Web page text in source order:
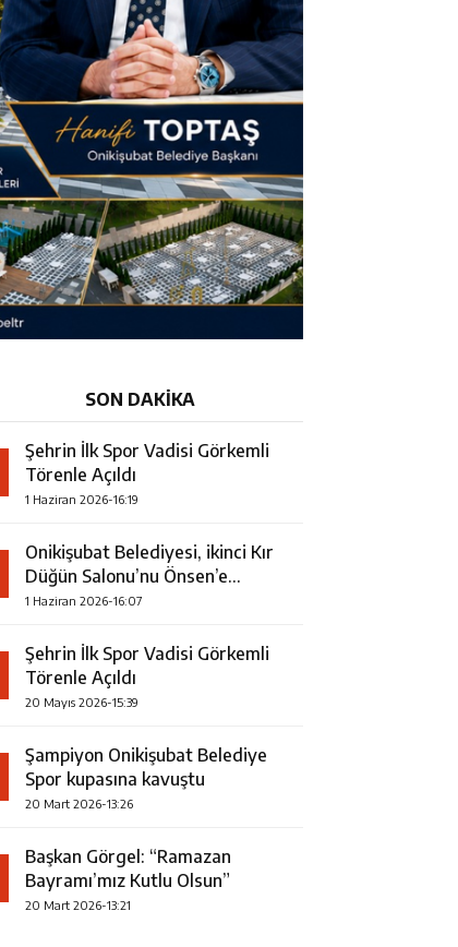
SON DAKİKA
Şehrin İlk Spor Vadisi Görkemli
Törenle Açıldı
1 Haziran 2026-16:19
Onikişubat Belediyesi, ikinci Kır
Düğün Salonu’nu Önsen’e
kazandırıyor
1 Haziran 2026-16:07
Şehrin İlk Spor Vadisi Görkemli
Törenle Açıldı
20 Mayıs 2026-15:39
Şampiyon Onikişubat Belediye
Spor kupasına kavuştu
20 Mart 2026-13:26
Başkan Görgel: “Ramazan
Bayramı’mız Kutlu Olsun”
20 Mart 2026-13:21